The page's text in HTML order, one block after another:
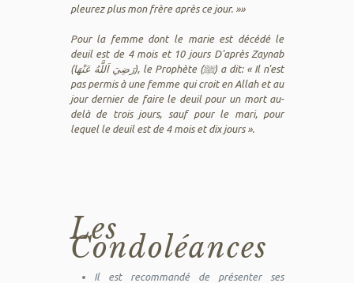
pleurez plus mon frère après ce jour. »»
Pour la femme dont le marie est décédé le
deuil est de 4 mois et 10 jours D'après Zaynab
(رَضِيَ اَللَّهُ عَنْهَا), le Prophète (ﷺ) a dit: « Il n'est
pas permis à une femme qui croit en Allah et au
jour dernier de faire le deuil pour un mort au-
delà de trois jours, sauf pour le mari, pour
lequel le deuil est de 4 mois et dix jours ».
Les
Condoléances
Il est recommandé de présenter ses